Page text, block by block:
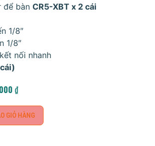
để bàn CR5-XBT x 2 cái
1/8″
1/8″
nối nhanh
₫
GIỎ HÀNG